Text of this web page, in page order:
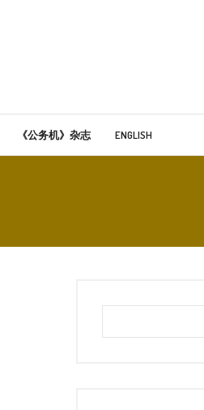
《公务机》杂志 ENGLISH